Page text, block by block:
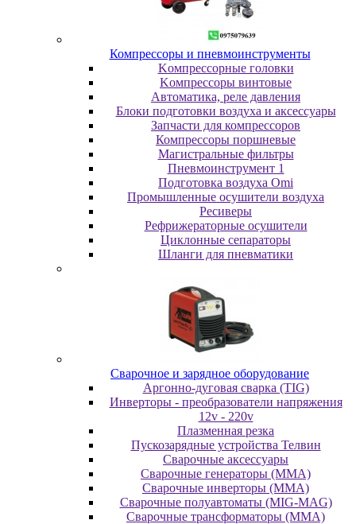
Компрессоры и пневмоинструменты
Koмпpeccopныe гoлoвки
Koмпpeccopы винтoвыe
Автоматика, реле давления
Блоки подготовки воздуха и аксессуары
Запчасти для компрессоров
Компрессоры поршневые
Магистральные фильтры
Пневмоинструмент 1
Подготовка воздуха Omi
Промышленные осушители воздуха
Ресиверы
Рефрижераторные осушители
Циклонные сепараторы
Шланги для пневматики
Cвapoчнoe и зарядное оборудование
Аргонно-дуговая сварка (TIG)
Инверторы - преобразователи напряжения
12v - 220v
Плазменная резка
Пускозарядные устройства Телвин
Сварочные аксессуары
Сварочные генераторы (MMA)
Сварочные инверторы (MMA)
Сварочные полуавтоматы (MIG-MAG)
Сварочные трансформаторы (MMA)